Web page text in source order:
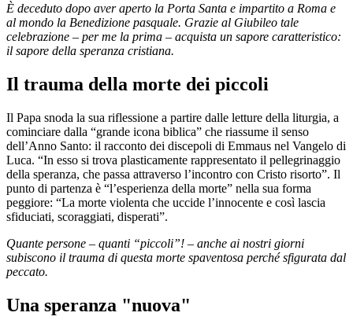
È deceduto dopo aver aperto la Porta Santa e impartito a Roma e
al mondo la Benedizione pasquale. Grazie al Giubileo tale
celebrazione – per me la prima – acquista un sapore caratteristico:
il sapore della speranza cristiana.
Il trauma della morte dei piccoli
Il Papa snoda la sua riflessione a partire dalle letture della liturgia, a
cominciare dalla “grande icona biblica” che riassume il senso
dell’Anno Santo: il racconto dei discepoli di Emmaus nel Vangelo di
Luca. “In esso si trova plasticamente rappresentato il pellegrinaggio
della speranza, che passa attraverso l’incontro con Cristo risorto”. Il
punto di partenza è “l’esperienza della morte” nella sua forma
peggiore: “La morte violenta che uccide l’innocente e così lascia
sfiduciati, scoraggiati, disperati”.
Quante persone – quanti “piccoli”! – anche ai nostri giorni
subiscono il trauma di questa morte spaventosa perché sfigurata dal
peccato.
Una speranza "nuova"